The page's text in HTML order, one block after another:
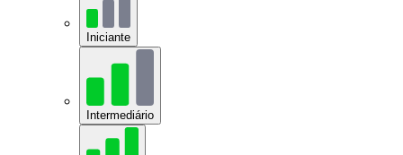
Iniciante
Intermediário